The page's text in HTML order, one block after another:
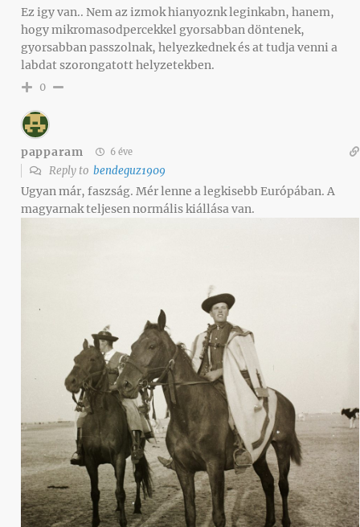
Ez igy van.. Nem az izmok hianyoznk leginkabn, hanem,
hogy mikromasodpercekkel gyorsabban döntenek,
gyorsabban passzolnak, helyezkednek és at tudja venni a
labdat szorongatott helyzetekben.
0
papparam 6 éve
Reply to bendeguz1909
Ugyan már, faszság. Mér lenne a legkisebb Európában. A
magyarnak teljesen normális kiállása van.